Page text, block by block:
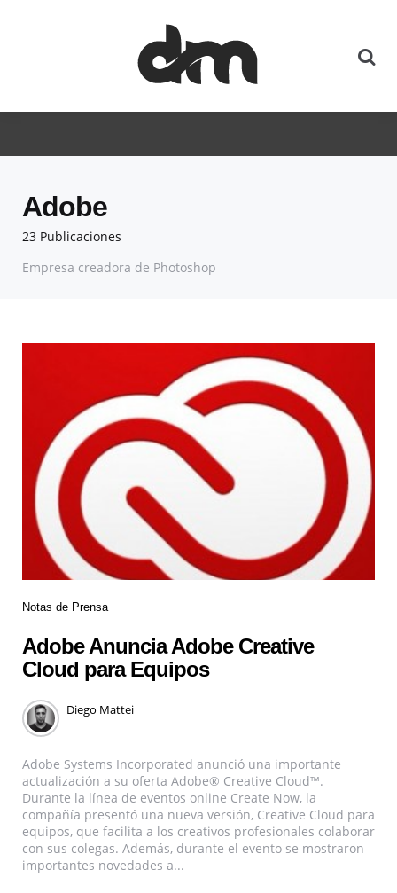
23 Publicaciones
Adobe
Empresa creadora de Photoshop
Notas de Prensa
Adobe Anuncia Adobe Creative
Cloud para Equipos
Diego Mattei
Adobe Systems Incorporated anunció una importante
actualización a su oferta Adobe® Creative Cloud™.
Durante la línea de eventos online Create Now, la
compañía presentó una nueva versión, Creative Cloud para
equipos, que facilita a los creativos profesionales colaborar
con sus colegas. Además, durante el evento se mostraron
importantes novedades a...